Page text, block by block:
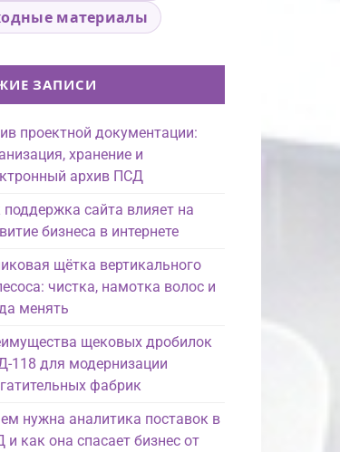
материалы
ЗАПИСИ
проектной документации:
хранение и
архив ПСД
поддержка сайта влияет на
бизнеса в интернете
щётка вертикального
чистка, намотка волос и
менять
щековых дробилок
118 для модернизации
фабрик
нужна аналитика поставок в
и как она спасает бизнес от